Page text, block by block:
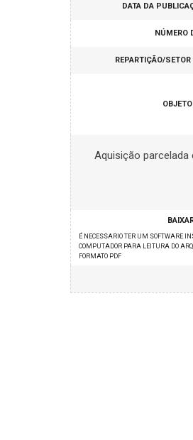
DATA DA
NÚMERO
REPARTIÇÃO/
Aquisição
É NECESSARIO TER UM SOFTWARE
COMPUTADOR PARA LEITURA DO
FORMATO PDF